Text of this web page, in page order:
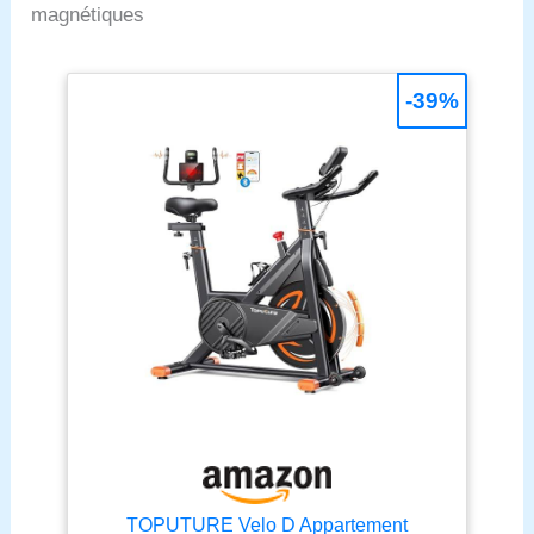
tablette maintient
solidement votre
téléphone ou iPad pour
vous divertir pendant
votre entraînement.
【COMMANDE
RÉGLABLE ET SIÈGE
CONFORTABLE】 La
hauteur de l'accoudoir
Velo appartement est
est confortable et
respirant, et la hauteur du
coussin de siège est
de vélos d'appartement
robuste et sécurisé même
pendant les
entraînements de haute
intensité. La charge
maximale supportée est
de 150 kg. 【Suivi
intelligent de la condition
physique】 Connectez
votre Vélo appartement
connecté à des
plateformes populaires
comme Kinomap et Zwift
d'entraînement avec des
cours virtuels interactifs,
des compétitions et des
magnétiques
TOPUTURE Velo D Appartement
-39%